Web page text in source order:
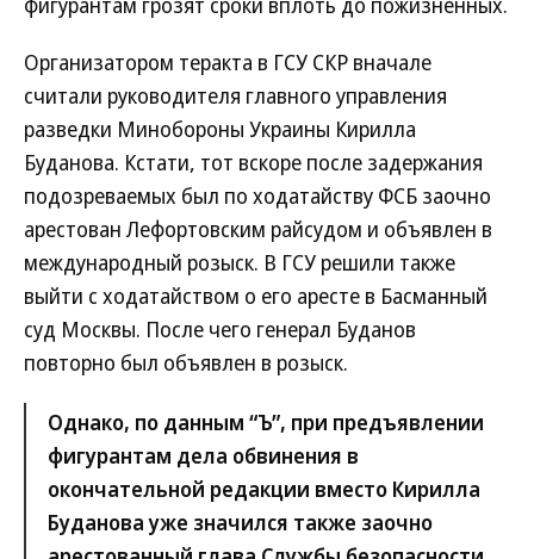
Организатором теракта в ГСУ СКР вначале
считали руководителя главного управления
разведки Минобороны Украины Кирилла
Буданова. Кстати, тот вскоре после задержания
подозреваемых был по ходатайству ФСБ заочно
арестован Лефортовским райсудом и объявлен в
международный розыск. В ГСУ решили также
выйти с ходатайством о его аресте в Басманный
суд Москвы. После чего генерал Буданов
повторно был объявлен в розыск.
Однако, по данным “Ъ”, при предъявлении
фигурантам дела обвинения в
окончательной редакции вместо Кирилла
Буданова уже значился также заочно